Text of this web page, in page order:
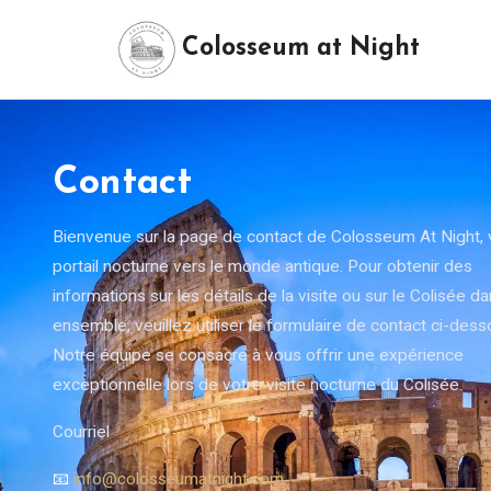
Colosseum at Night
Contact
Bienvenue sur la page de contact de Colosseum At Night,
portail nocturne vers le monde antique. Pour obtenir des
informations sur les détails de la visite ou sur le Colisée
ensemble, veuillez utiliser le formulaire de contact ci-
Notre équipe se consacre à vous offrir une expérience
exceptionnelle lors de votre visite nocturne du Colisée.
Courriel
📧 info@colosseumatnight.com